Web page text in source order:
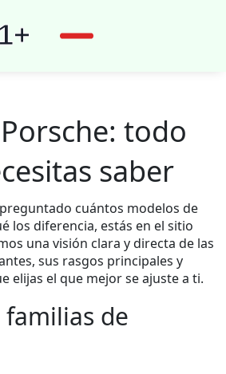
todo
saber
cuántos modelos de
los diferencia, estás en el sitio
una visión clara y directa de las
sus rasgos principales y
elijas el que mejor se ajuste a ti.
familias de